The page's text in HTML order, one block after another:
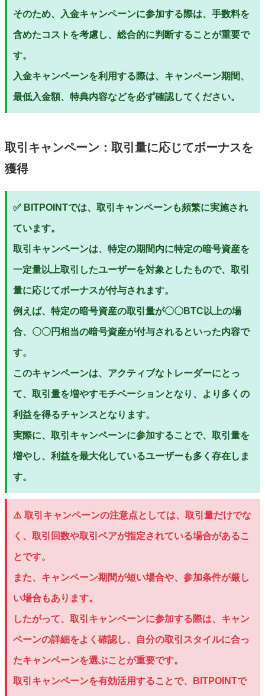
そのため、入金キャンペーンに参加する際は、手数料を
含めたコストを考慮し、総合的に判断することが重要で
す。
入金キャンペーンを利用する際は、キャンペーン期間、
最低入金額、特典内容などを必ず確認してください。
取引キャンペーン：取引量に応じてボーナスを
獲得
✅ BITPOINTでは、取引キャンペーンも頻繁に実施され
ています。
取引キャンペーンは、特定の期間内に特定の暗号資産を
一定量以上取引したユーザーを対象としたもので、取引
量に応じてボーナスが付与されます。
例えば、特定の暗号資産の取引量が〇〇BTC以上の場
合、〇〇円相当の暗号資産が付与されるといった内容で
す。
このキャンペーンは、アクティブなトレーダーにとっ
て、取引量を増やすモチベーションとなり、より多くの
利益を得るチャンスとなります。
実際に、取引キャンペーンに参加することで、取引量を
増やし、利益を最大化しているユーザーも多く存在しま
す。
⚠️ 取引キャンペーンの注意点としては、取引量だけでな
く、取引回数や取引ペアが指定されている場合があるこ
とです。
また、キャンペーン期間が短い場合や、参加条件が厳し
い場合もあります。
したがって、取引キャンペーンに参加する際は、キャン
ペーンの詳細をよく確認し、自分の取引スタイルに合っ
たキャンペーンを選ぶことが重要です。
取引キャンペーンを有効活用することで、BITPOINTで